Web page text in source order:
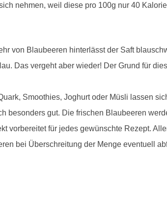
nehmen, weil diese pro 100g nur 40
von Blaubeeren hinterlässt der Saft
Das vergeht aber wieder! Der Grund für
Smoothies, Joghurt oder Müsli lassen
besonders gut. Die frischen Blaubeeren
vorbereitet für jedes gewünschte Rezept.
bei Überschreitung der Menge eventuell